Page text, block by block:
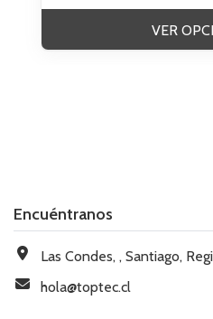
VER
Encuéntranos
Las Condes, , Santiago,
hola@toptec.cl